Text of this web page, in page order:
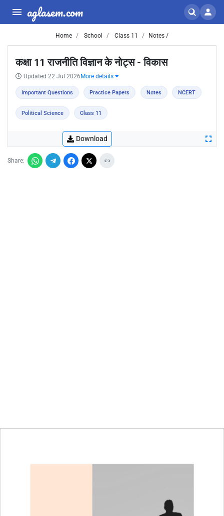
aglasem.com
Home School Class 11 Notes /
कक्षा 11 राजनीति विज्ञान के नोट्स - विकास
Updated 22 Jul 2026 More details
Important Questions Practice Papers Notes NCERT
Political Science Class 11
Download
Share: